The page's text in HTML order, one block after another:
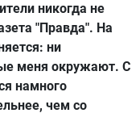
никогда не
"Правда". На
ни
меня окружают. С
намного
чем со